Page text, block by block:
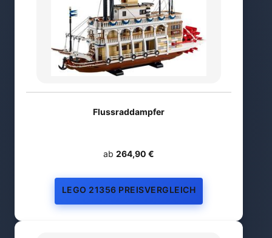
Flussraddampfer
ab 264,90 €
LEGO 21356 PREISVERGLEICH